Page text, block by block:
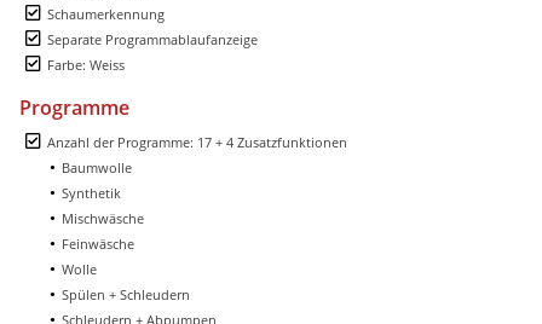
Schaumerkennung
Separate Programmablaufanzeige
Farbe: Weiss
Programme
Anzahl der Programme: 17 + 4 Zusatzfunktionen
Baumwolle
Synthetik
Mischwäsche
Feinwäsche
Wolle
Spülen + Schleudern
Schleudern + Abpumpen